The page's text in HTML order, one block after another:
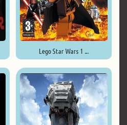
Lego Star Wars 1 ...